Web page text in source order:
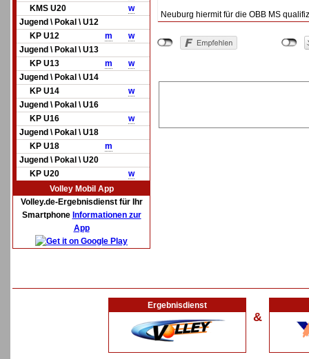
KMS U20
w
Jugend \ Pokal \ U12
KP U12
m
w
Jugend \ Pokal \ U13
KP U13
m
w
Jugend \ Pokal \ U14
KP U14
w
Jugend \ Pokal \ U16
KP U16
w
Jugend \ Pokal \ U18
KP U18
m
Jugend \ Pokal \ U20
KP U20
w
Volley Mobil App
Volley.de-Ergebnisdienst für Ihr
Smartphone Informationen zur
App
Neuburg hiermit für die OBB MS
Ergebnisdienst
&